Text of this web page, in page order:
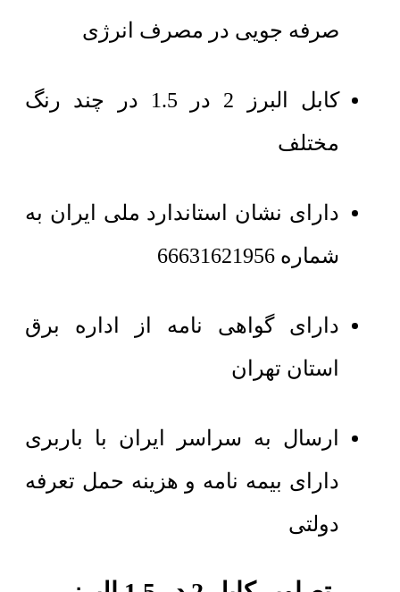
صرفه جویی در مصرف انرژی
کابل البرز 2 در 1.5 در چند رنگ
مختلف
دارای نشان استاندارد ملی ایران به
شماره 66631621956
دارای گواهی نامه از اداره برق
استان تهران
ارسال به سراسر ایران با باربری
دارای بیمه نامه و هزینه حمل تعرفه
دولتی